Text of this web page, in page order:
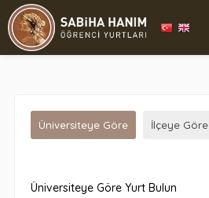
Üniversiteye Göre İlçeye Göre
Üniversiteye Göre Yurt Bulun